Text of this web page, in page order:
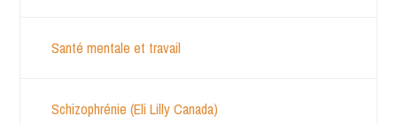
Santé mentale et travail
Schizophrénie (Eli Lilly Canada)